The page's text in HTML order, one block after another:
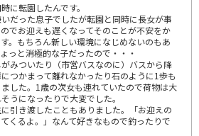
に転園したんです。
だった息子でしたが転園と同時に長女が事
でお迎えも遅くなってそのことが不安をか
。もちろん新しい環境になじめないのもあ
っと消極的な子だったので・・・
みついたり（市営バスなのに）バスから降
つかまって離れなかったり石のように1歩も
した。1歳の次女も連れていたので荷物は大
うになったりで大変でした。
引き渡したこともありました。「お迎えの
くるよ。」なんて好きなもので釣ったりで